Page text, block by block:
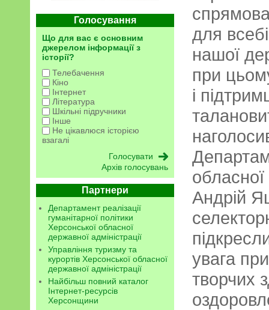
Голосування
Що для вас є основним
джерелом інформації з
історії?
Телебачення
Кіно
Інтернет
Література
Шкільні підручники
Інше
Не цікавлюся історією
взагалі
Архів голосувань
Партнери
Департамент реалізації
гуманітарної політики
Херсонської обласної
державної адміністрації
Управління туризму та
курортів Херсонської обласної
державної адміністрації
Найбільш повний каталог
Інтернет-ресурсів
Херсонщини
для
нашої
при
і
обласної
Андрій
увага
творчих